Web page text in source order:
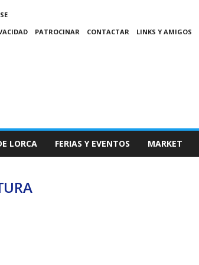
PATROCINAR CONTACTAR LINKS Y AMIGOS
LORCA FERIAS Y EVENTOS MARKET